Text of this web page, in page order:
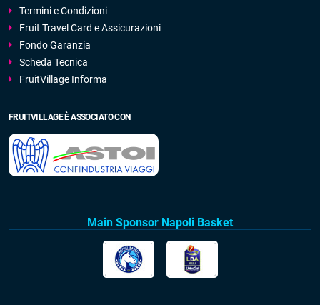
Termini e Condizioni
Fruit Travel Card e Assicurazioni
Fondo Garanzia
Scheda Tecnica
FruitVillage Informa
FRUITVILLAGE È ASSOCIATO CON
Main Sponsor Napoli Basket